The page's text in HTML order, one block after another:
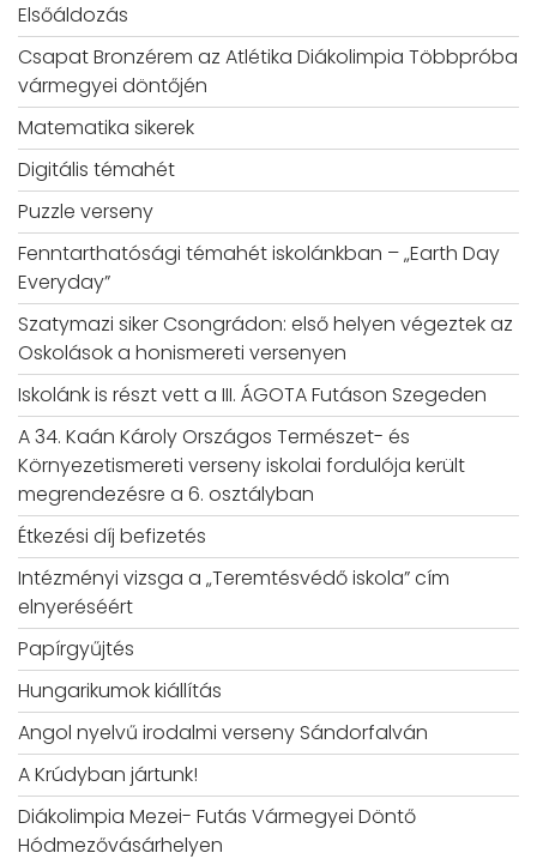
Elsőáldozás
Csapat Bronzérem az Atlétika Diákolimpia Többpróba
vármegyei döntőjén
Matematika sikerek
Digitális témahét
Puzzle verseny
Fenntarthatósági témahét iskolánkban – „Earth Day
Everyday”
Szatymazi siker Csongrádon: első helyen végeztek az
Oskolások a honismereti versenyen
Iskolánk is részt vett a III. ÁGOTA Futáson Szegeden
A 34. Kaán Károly Országos Természet- és
Környezetismereti verseny iskolai fordulója került
megrendezésre a 6. osztályban
Étkezési díj befizetés
Intézményi vizsga a „Teremtésvédő iskola” cím
elnyeréséért
Papírgyűjtés
Hungarikumok kiállítás
Angol nyelvű irodalmi verseny Sándorfalván
A Krúdyban jártunk!
Diákolimpia Mezei- Futás Vármegyei Döntő
Hódmezővásárhelyen